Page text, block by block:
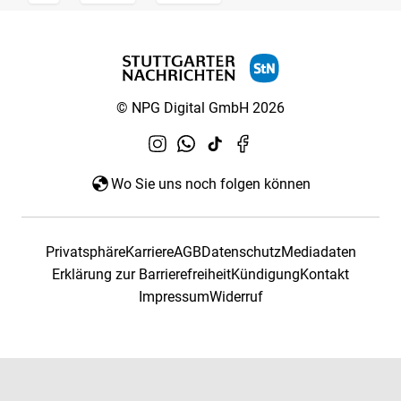
© NPG Digital GmbH 2026
Wo Sie uns noch folgen können
PrivatsphäreKarriereAGBDatenschutzMediadaten
Erklärung zur BarrierefreiheitKündigungKontakt
ImpressumWiderruf